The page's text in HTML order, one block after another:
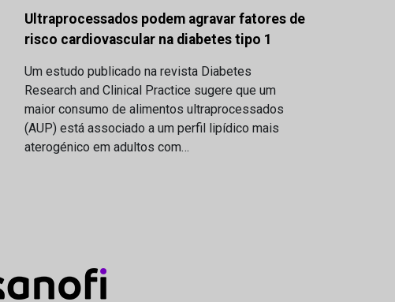
Ultraprocessados podem agravar fatores de
risco cardiovascular na diabetes tipo 1
Um estudo publicado na revista Diabetes
Research and Clinical Practice sugere que um
maior consumo de alimentos ultraprocessados
(AUP) está associado a um perfil lipídico mais
aterogénico em adultos com…